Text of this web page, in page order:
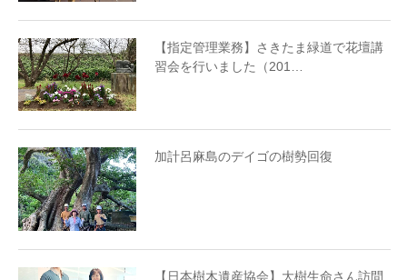
【指定管理業務】さきたま緑道で花壇講
習会を行いました（201…
加計呂麻島のデイゴの樹勢回復
【日本樹木遺産協会】大樹生命さん訪問